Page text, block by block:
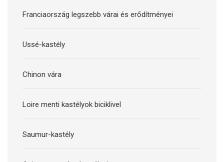
Franciaország legszebb várai és erődítményei
Ussé-kastély
Chinon vára
Loire menti kastélyok biciklivel
Saumur-kastély